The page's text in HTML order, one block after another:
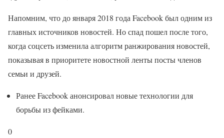
Напомним, что до января 2018 года Facebook был одним из
главных источников новостей. Но спад пошел после того,
когда соцсеть изменила алгоритм ранжирования новостей,
показывая в приоритете новостной ленты посты членов
семьи и друзей.
Ранее Facebook анонсировал новые технологии для
борьбы из фейками.
0